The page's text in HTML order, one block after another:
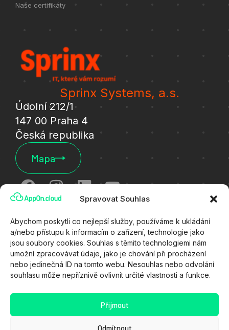
Spravovat Souhlas
Abychom poskytli co nejlepší služby, používáme k ukládání
a/nebo přístupu k informacím o zařízení, technologie jako
jsou soubory cookies. Souhlas s těmito technologiemi nám
umožní zpracovávat údaje, jako je chování při procházení
nebo jedinečná ID na tomto webu. Nesouhlas nebo odvolání
souhlasu může nepříznivě ovlivnit určité vlastnosti a funkce.
Přijmout
Odmítnout
Naše certifikáty
Sprinx Systems, a.s.
Údolní 212/1
147 00 Praha 4
Česká republika
Mapa
Cookies
Ochrana osobních údajů
Všeobecné technické podmínky
Zákaznický portál